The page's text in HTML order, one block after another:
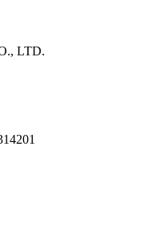
LTD.